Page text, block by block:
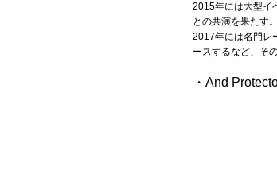
2015年には大型イ
との共演を果たす
2017年には名門レ
ースするなど、そ
・And